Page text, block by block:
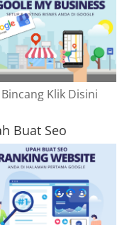
Bincang Klik Disini
Buat Seo